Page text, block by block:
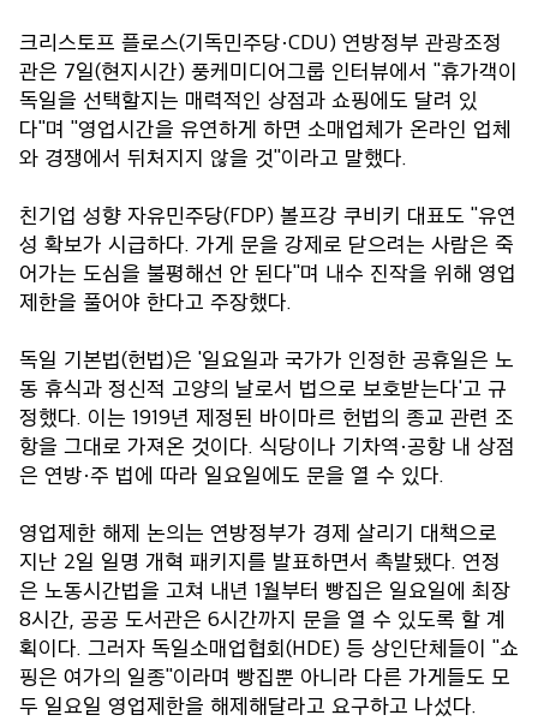
크리스토프 플로스(기독민주당·CDU) 연방정부 관광조정
관은 7일(현지시간) 풍케미디어그룹 인터뷰에서 "휴가객이
독일을 선택할지는 매력적인 상점과 쇼핑에도 달려 있
다"며 "영업시간을 유연하게 하면 소매업체가 온라인 업체
와 경쟁에서 뒤처지지 않을 것"이라고 말했다.
친기업 성향 자유민주당(FDP) 볼프강 쿠비키 대표도 "유연
성 확보가 시급하다. 가게 문을 강제로 닫으려는 사람은 죽
어가는 도심을 불평해선 안 된다"며 내수 진작을 위해 영업
제한을 풀어야 한다고 주장했다.
독일 기본법(헌법)은 '일요일과 국가가 인정한 공휴일은 노
동 휴식과 정신적 고양의 날로서 법으로 보호받는다'고 규
정했다. 이는 1919년 제정된 바이마르 헌법의 종교 관련 조
항을 그대로 가져온 것이다. 식당이나 기차역·공항 내 상점
은 연방·주 법에 따라 일요일에도 문을 열 수 있다.
영업제한 해제 논의는 연방정부가 경제 살리기 대책으로
지난 2일 일명 개혁 패키지를 발표하면서 촉발됐다. 연정
은 노동시간법을 고쳐 내년 1월부터 빵집은 일요일에 최장
8시간, 공공 도서관은 6시간까지 문을 열 수 있도록 할 계
획이다. 그러자 독일소매업협회(HDE) 등 상인단체들이 "쇼
핑은 여가의 일종"이라며 빵집뿐 아니라 다른 가게들도 모
두 일요일 영업제한을 해제해달라고 요구하고 나섰다.